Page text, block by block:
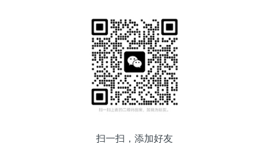
扫一扫，添加好友